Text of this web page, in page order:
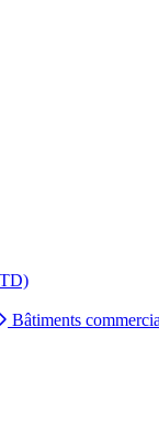
Bâtiments